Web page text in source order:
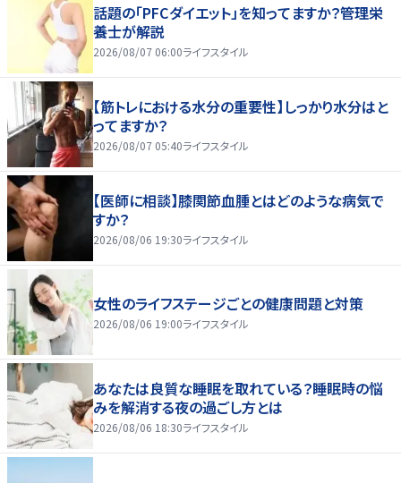
話題の「PFCダイエット」を知ってますか？管理栄
養士が解説
2026/08/07 06:00ライフスタイル
【筋トレにおける水分の重要性】しっかり水分はと
ってますか？
2026/08/07 05:40ライフスタイル
【医師に相談】膝関節血腫とはどのような病気で
すか？
2026/08/06 19:30ライフスタイル
女性のライフステージごとの健康問題と対策
2026/08/06 19:00ライフスタイル
あなたは良質な睡眠を取れている？睡眠時の悩
みを解消する夜の過ごし方とは
2026/08/06 18:30ライフスタイル